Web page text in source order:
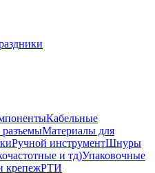
Кабельные
Материалы для
Ручной инструментШнуры
и тд)Упаковочные
крепежРТИ